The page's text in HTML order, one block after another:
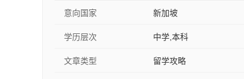
意向国家 新加坡
学历层次 中学,本科
文章类型 留学攻略